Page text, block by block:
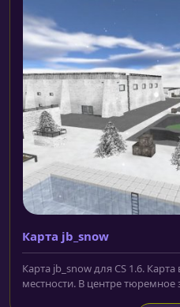
Карта jb_snow
Карта jb_snow для CS 1.6.
местности. В центре тюремное